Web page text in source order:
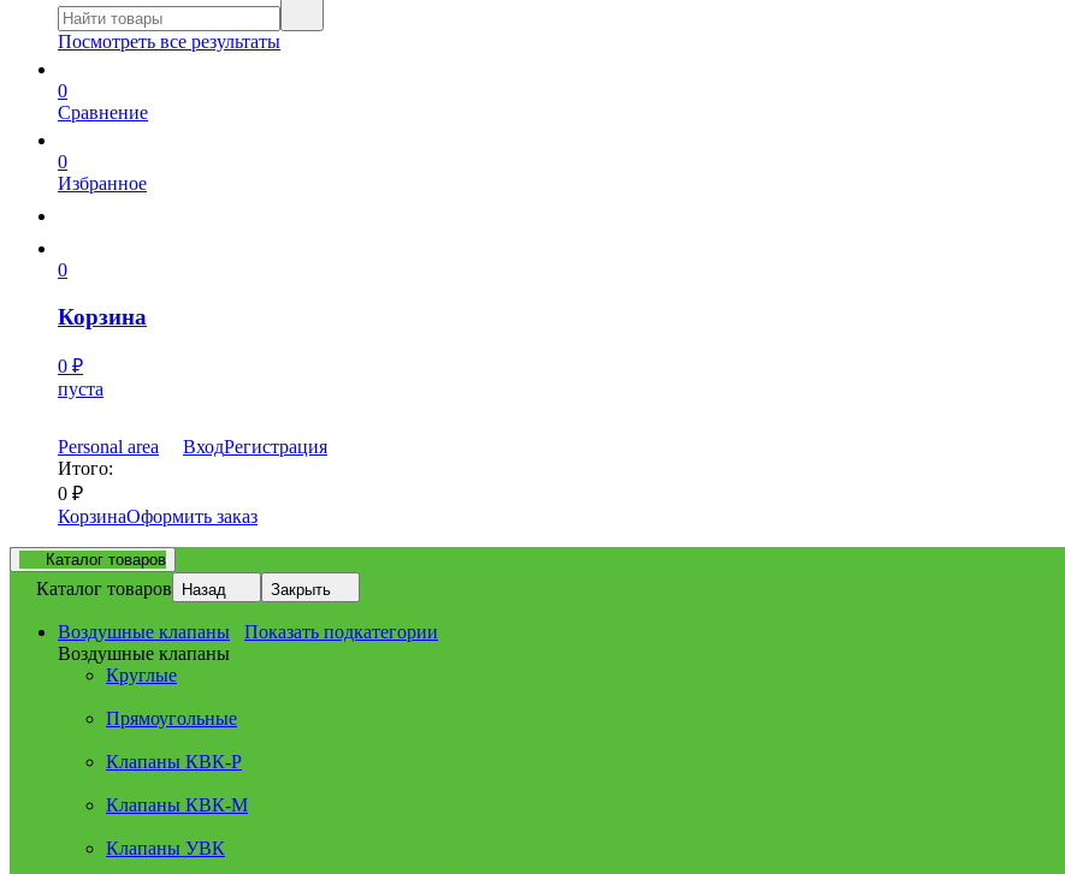
Посмотреть все результаты
0
Сравнение
0
Избранное
0
Корзина
0 ₽
пуста
Personal area ВходРегистрация
Итого:
0 ₽
КорзинаОформить заказ
Каталог товаров
Каталог товаров Назад Закрыть
Воздушные клапаны
Показать подкатегории
Воздушные клапаны
Круглые
Прямоугольные
Клапаны КВК-Р
Клапаны КВК-М
Клапаны УВК